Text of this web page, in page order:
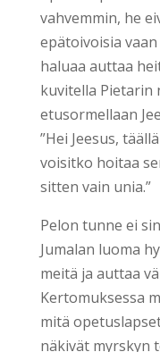
vahvemmin, he
epätoivoisia
haluaa auttaa
kuvitella Pietarin
etusormellaan
”Hei Jeesus,
voisitko hoitaa
sitten vain unia.”
Pelon tunne ei
Jumalan luoma
meitä ja auttaa
Kertomuksessa
mitä
näkivät myrskyn